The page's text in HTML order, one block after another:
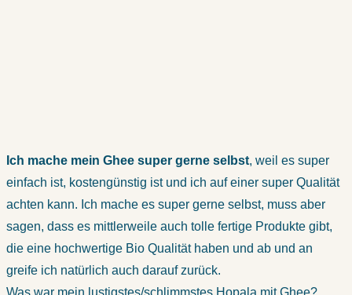
Ich mache mein Ghee super gerne selbst, weil es super
einfach ist, kostengünstig ist und ich auf einer super Qualität
achten kann. Ich mache es super gerne selbst, muss aber
sagen, dass es mittlerweile auch tolle fertige Produkte gibt,
die eine hochwertige Bio Qualität haben und ab und an
greife ich natürlich auch darauf zurück.
Was war mein lustigstes/schlimmstes Hopala mit Ghee?